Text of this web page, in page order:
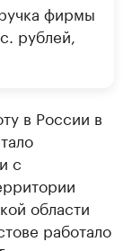
фирмы
рублей,
в России в
с
области
работало